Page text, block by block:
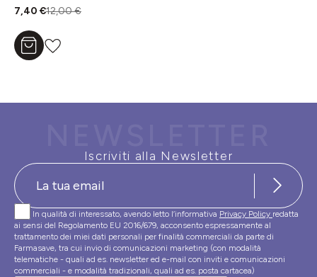
7,40 €12,00 €
Aggiungi al carrello
Iscriviti alla Newsletter
In qualità di interessato, avendo letto l’informativa Privacy Policy redatta
ai sensi del Regolamento EU 2016/679, acconsento espressamente al
trattamento dei miei dati personali per finalità commerciali da parte di
Farmasave, tra cui invio di comunicazioni marketing (con modalità
telematiche - quali ad es. newsletter ed e-mail con inviti e comunicazioni
commerciali - e modalità tradizionali, quali ad es. posta cartacea)